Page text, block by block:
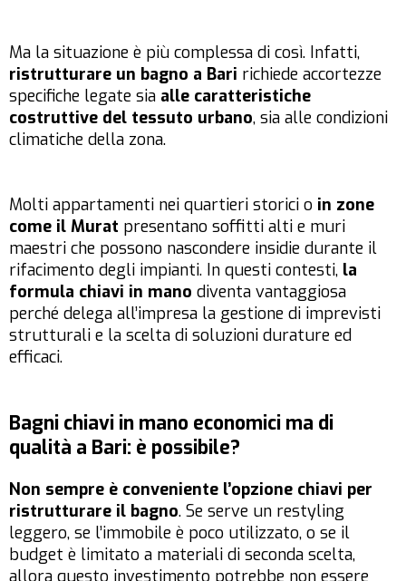
Ma la situazione è più complessa di così. Infatti,
ristrutturare un bagno a Bari richiede accortezze
specifiche legate sia alle caratteristiche
costruttive del tessuto urbano, sia alle condizioni
climatiche della zona.
Molti appartamenti nei quartieri storici o in zone
come il Murat presentano soffitti alti e muri
maestri che possono nascondere insidie durante il
rifacimento degli impianti. In questi contesti, la
formula chiavi in mano diventa vantaggiosa
perché delega all’impresa la gestione di imprevisti
strutturali e la scelta di soluzioni durature ed
efficaci.
Bagni chiavi in mano economici ma di
qualità a Bari: è possibile?
Non sempre è conveniente l’opzione chiavi per
ristrutturare il bagno. Se serve un restyling
leggero, se l’immobile è poco utilizzato, o se il
budget è limitato a materiali di seconda scelta,
allora questo investimento potrebbe non essere